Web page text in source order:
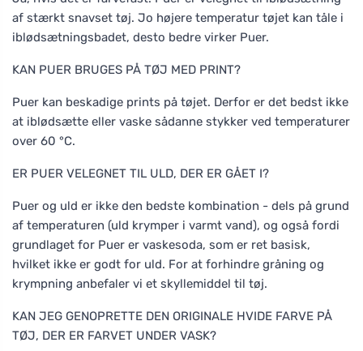
af stærkt snavset tøj. Jo højere temperatur tøjet kan tåle i
iblødsætningsbadet, desto bedre virker Puer.
KAN PUER BRUGES PÅ TØJ MED PRINT?
Puer kan beskadige prints på tøjet. Derfor er det bedst ikke
at iblødsætte eller vaske sådanne stykker ved temperaturer
over 60 °C.
ER PUER VELEGNET TIL ULD, DER ER GÅET I?
Puer og uld er ikke den bedste kombination - dels på grund
af temperaturen (uld krymper i varmt vand), og også fordi
grundlaget for Puer er vaskesoda, som er ret basisk,
hvilket ikke er godt for uld. For at forhindre gråning og
krympning anbefaler vi et skyllemiddel til tøj.
KAN JEG GENOPRETTE DEN ORIGINALE HVIDE FARVE PÅ
TØJ, DER ER FARVET UNDER VASK?